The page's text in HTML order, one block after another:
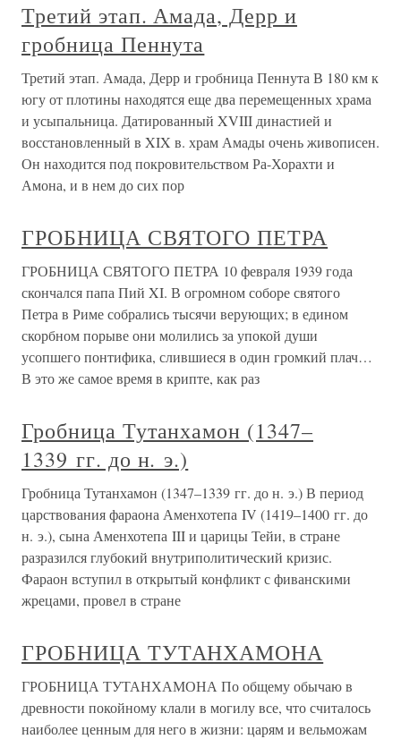
Третий этап. Амада, Дерр и
гробница Пеннута
Третий этап. Амада, Дерр и гробница Пеннута В 180 км к
югу от плотины находятся еще два перемещенных храма
и усыпальница. Датированный XVIII династией и
восстановленный в XIX в. храм Амады очень живописен.
Он находится под покровительством Ра-Хорахти и
Амона, и в нем до сих пор
ГРОБНИЦА СВЯТОГО ПЕТРА
ГРОБНИЦА СВЯТОГО ПЕТРА 10 февраля 1939 года
скончался папа Пий XI. В огромном соборе святого
Петра в Риме собрались тысячи верующих; в едином
скорбном порыве они молились за упокой души
усопшего понтифика, слившиеся в один громкий плач…
В это же самое время в крипте, как раз
Гробница Тутанхамон (1347–
1339 гг. до н. э.)
Гробница Тутанхамон (1347–1339 гг. до н. э.) В период
царствования фараона Аменхотепа IV (1419–1400 гг. до
н. э.), сына Аменхотепа III и царицы Тейи, в стране
разразился глубокий внутриполитический кризис.
Фараон вступил в открытый конфликт с фиванскими
жрецами, провел в стране
ГРОБНИЦА ТУТАНХАМОНА
ГРОБНИЦА ТУТАНХАМОНА По общему обычаю в
древности покойному клали в могилу все, что считалось
наиболее ценным для него в жизни: царям и вельможам